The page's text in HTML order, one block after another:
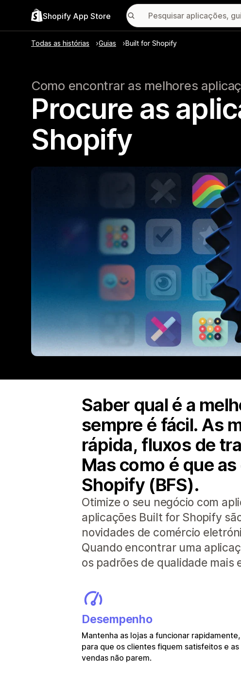
Shopify App Store
Todas as histórias Guias Built for Shopify
Como encontrar as melhores
Procure as
Shopify
Saber qual é a
sempre é fácil. As
rápida, fluxos de
Mas como é que
Shopify (BFS).
Otimize o seu negócio com
aplicações Built for Shopify
novidades de comércio
Quando encontrar uma
os padrões de qualidade mais
Desempenho
Mantenha as lojas a funcionar rapidamente,
para que os clientes fiquem satisfeitos e as
vendas não parem.